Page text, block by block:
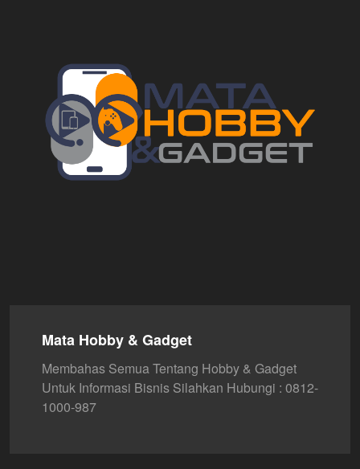
Mata Hobby & Gadget
Membahas Semua Tentang Hobby & Gadget
Untuk Informasi Bisnis Silahkan Hubungi : 0812-
1000-987